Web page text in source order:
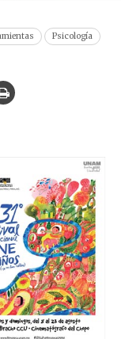
Psicología